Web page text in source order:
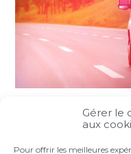
Gérer le
aux
Pour offrir les meilleures